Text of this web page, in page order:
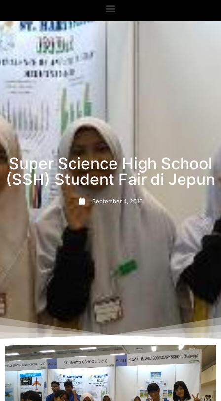
Super Science High School
(SSH) Student Fair di Jepun
September 4, 2016